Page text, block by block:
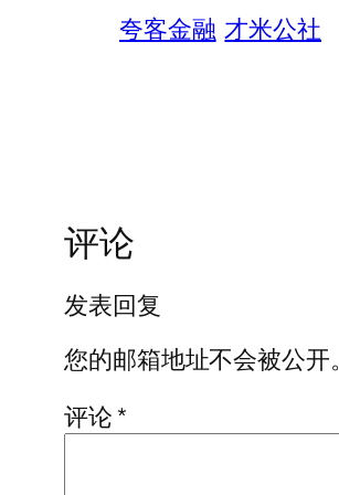
夸客金融 才米公社
评论
发表回复
您的邮箱地址不会被公开。
评论*